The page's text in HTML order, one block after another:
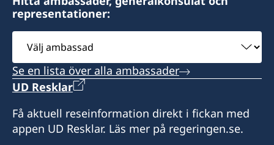
representationer:
Välj
ambassad
Se en lista över alla ambassader
UD Resklar
Få aktuell reseinformation direkt i fickan med
appen UD Resklar. Läs mer på regeringen.se.